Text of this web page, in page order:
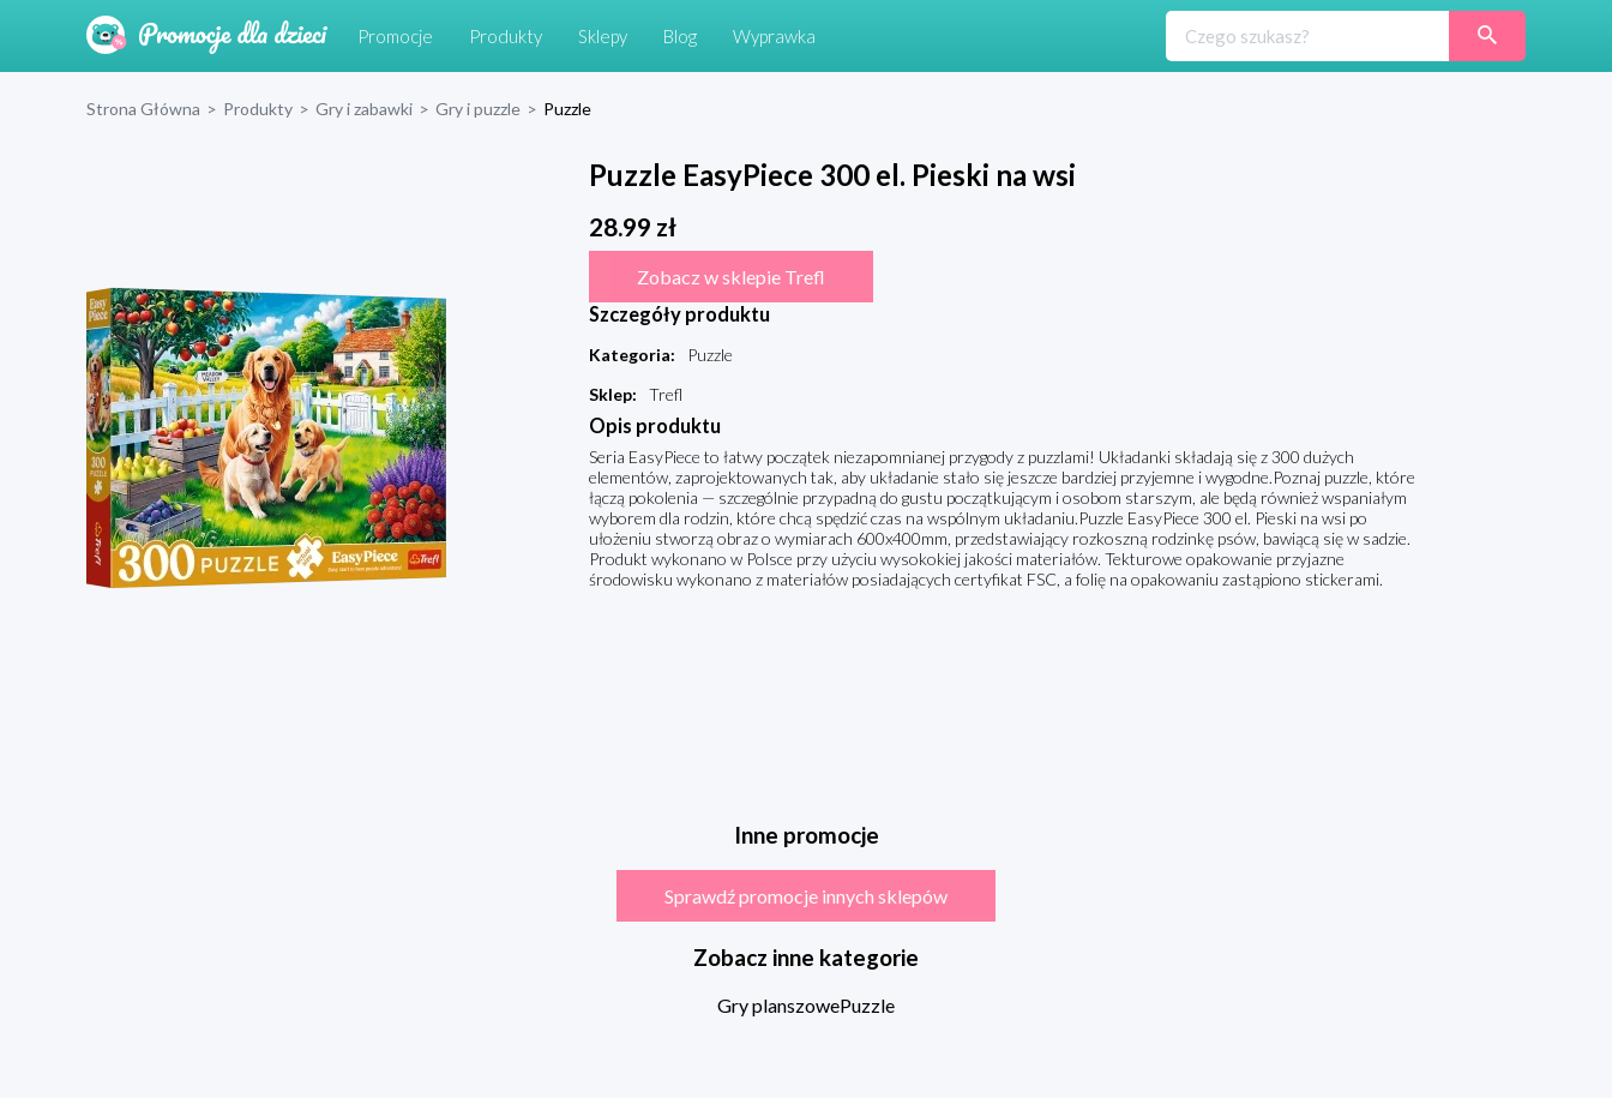
Promocje Produkty Sklepy Blog Wyprawka
Strona Główna > Produkty > Gry i zabawki > Gry i puzzle > Puzzle
Puzzle EasyPiece 300 el. Pieski na wsi
28.99 zł
Zobacz w sklepie Trefl
Szczegóły produktu
Kategoria:
Puzzle
Sklep: Trefl
Opis produktu
Seria EasyPiece to łatwy początek niezapomnianej przygody z puzzlami! Układanki składają się z 300 dużych
elementów, zaprojektowanych tak, aby układanie stało się jeszcze bardziej przyjemne i wygodne.Poznaj puzzle, które
łączą pokolenia — szczególnie przypadną do gustu początkującym i osobom starszym, ale będą również wspaniałym
wyborem dla rodzin, które chcą spędzić czas na wspólnym układaniu.Puzzle EasyPiece 300 el. Pieski na wsi po
ułożeniu stworzą obraz o wymiarach 600x400mm, przedstawiający rozkoszną rodzinkę psów, bawiącą się w sadzie.
Produkt wykonano w Polsce przy użyciu wysokokiej jakości materiałów. Tekturowe opakowanie przyjazne
środowisku wykonano z materiałów posiadających certyfikat FSC, a folię na opakowaniu zastąpiono stickerami.
Inne promocje
Sprawdź promocje innych sklepów
Zobacz inne kategorie
Gry planszowePuzzle